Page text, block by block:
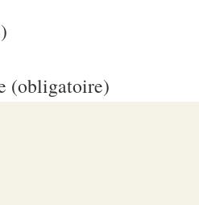
(obligatoire)